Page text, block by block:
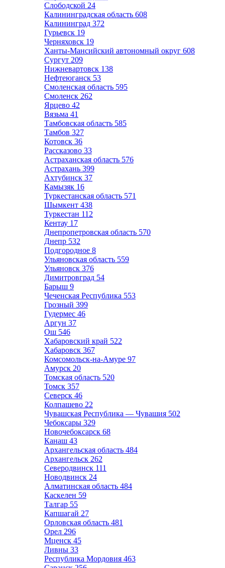
Слободской 24
Калининградская область 608
Калининград 372
Гурьевск 19
Черняховск 19
Ханты-Мансийский автономный округ 608
Сургут 209
Нижневартовск 138
Нефтеюганск 53
Смоленская область 595
Смоленск 262
Ярцево 42
Вязьма 41
Тамбовская область 585
Тамбов 327
Котовск 36
Рассказово 33
Астраханская область 576
Астрахань 399
Ахтубинск 37
Камызяк 16
Туркестанская область 571
Шымкент 438
Туркестан 112
Кентау 17
Днепропетровская область 570
Днепр 532
Подгородное 8
Ульяновская область 559
Ульяновск 376
Димитровград 54
Барыш 9
Чеченская Республика 553
Грозный 399
Гудермес 46
Аргун 37
Ош 546
Хабаровский край 522
Хабаровск 367
Комсомольск-на-Амуре 97
Амурск 20
Томская область 520
Томск 357
Северск 46
Колпашево 22
Чувашская Республика — Чувашия 502
Чебоксары 329
Новочебоксарск 68
Канаш 43
Архангельская область 484
Архангельск 262
Северодвинск 111
Новодвинск 24
Алматинская область 484
Каскелен 59
Талгар 55
Капшагай 27
Орловская область 481
Орел 296
Мценск 45
Ливны 33
Республика Мордовия 463